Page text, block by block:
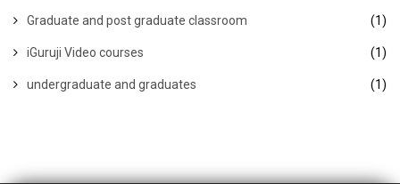
Graduate and post graduate classroom (1)
iGuruji Video courses (1)
undergraduate and graduates (1)